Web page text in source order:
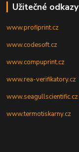
Užitečné odkazy
www.profiprint.cz
www.codesoft.cz
www.compuprint.cz
www.rea-verifikatory.cz
www.seagullscientific.cz
www.termotiskarny.cz